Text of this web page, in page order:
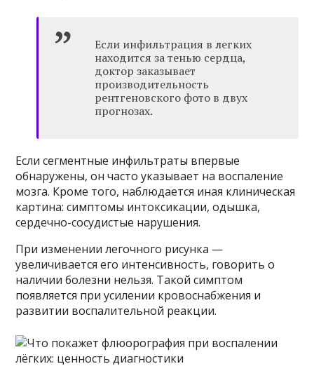
Если инфильтрация в легких
находится за тенью сердца,
доктор заказывает
производительность
рентгеновского фото в двух
прогнозах.
Если сегментные инфильтраты впервые
обнаружены, он часто указывает на воспаление
мозга. Кроме того, наблюдается иная клиническая
картина: симптомы интоксикации, одышка,
сердечно-сосудистые нарушения.
При изменении легочного рисунка —
увеличивается его интенсивность, говорить о
наличии болезни нельзя. Такой симптом
появляется при усилении кровоснабжения и
развитии воспалительной реакции.